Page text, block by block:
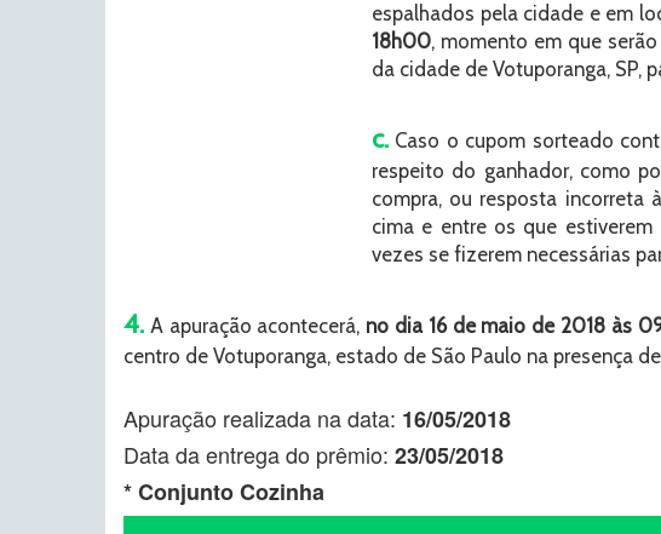
espalhados pela cidade e em
18h00, momento em que
da cidade de Votuporanga, SP,
c. Caso o cupom sorteado
respeito do ganhador, como
compra, ou resposta incorreta
cima e entre os que
vezes se fizerem necessárias
4. A apuração acontecerá, no dia 16 de maio de 2018 às
centro de Votuporanga, estado de São Paulo na presença
Apuração realizada na data: 16/05/2018
Data da entrega do prêmio: 23/05/2018
* Conjunto Cozinha